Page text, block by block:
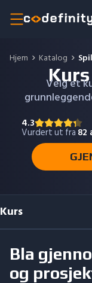
Hjem Katalog
Velg et
4.3
Vurdert ut fra 82
Kurs
Bla
og